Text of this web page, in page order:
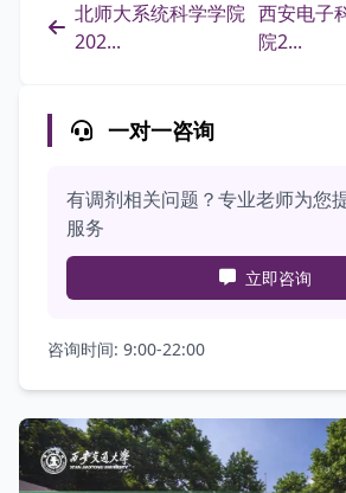
北师大系统科学学院
202...
西安电子
院2...
一对一咨询
有调剂相关问题？专业老师为您
服务
立即咨询
咨询时间: 9:00-22:00